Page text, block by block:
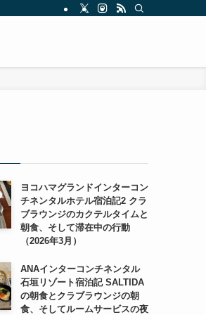
ヨコハマグランドインターコン
チネンタルホテル宿泊記2 クラ
ブラウンジのカクテルタイムと
朝食、そして滞在中の行動
（2026年3月）
ANAインターコンチネンタル
石垣リゾート宿泊記 SALTIDA
の朝食とクラブラウンジの朝
食、そしてルームサービスの夜